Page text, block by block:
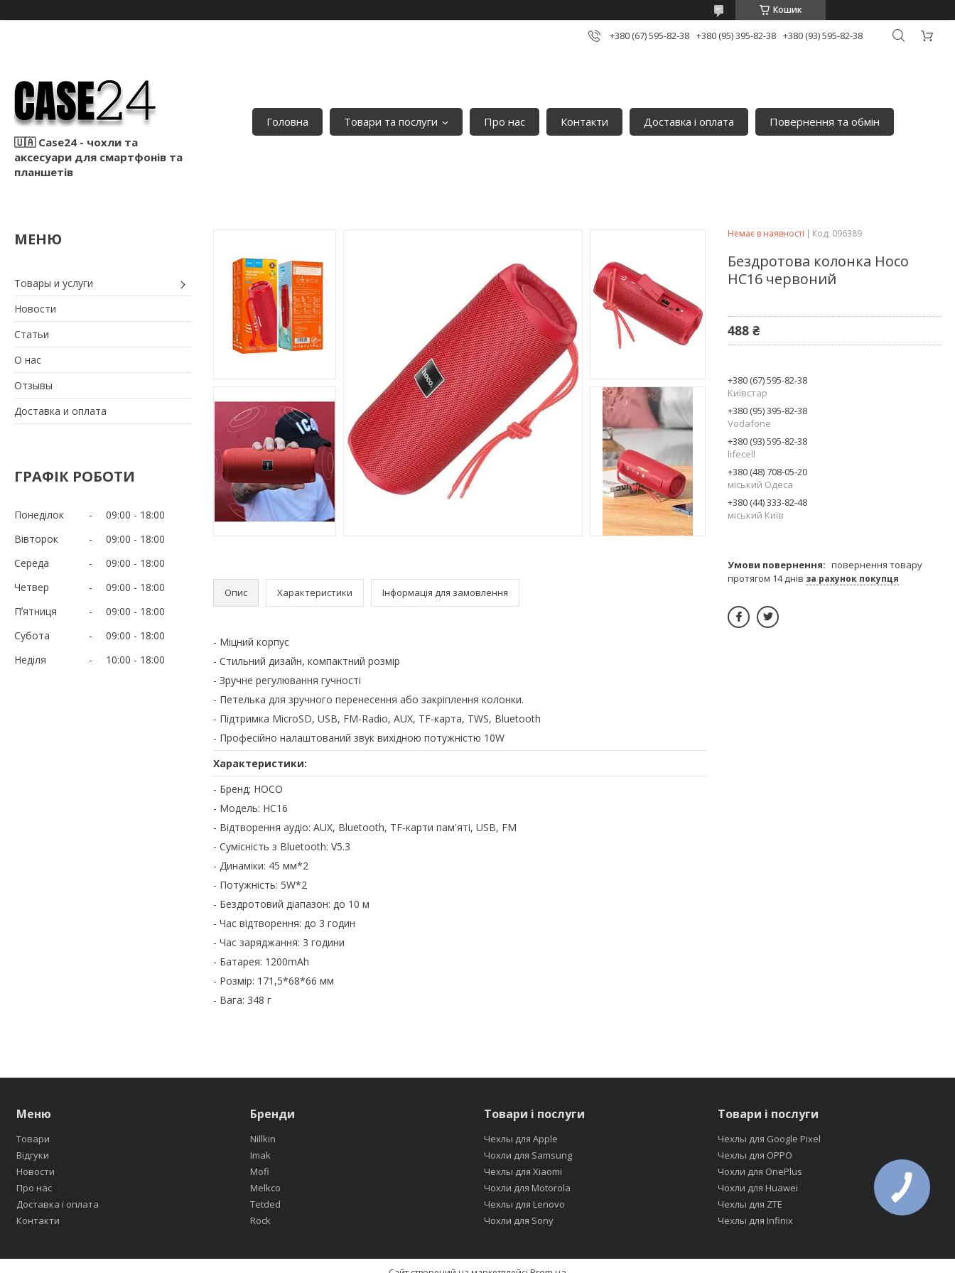
Кошик
+380 (67) 595-82-38 +380 (95) 395-82-38 +380 (93) 595-82-38
🇺🇦 Case24 - чохли та
аксесуари для смартфонів та
планшетів
Головна Товари та послуги Про нас Контакти Доставка і оплата Повернення та обмін
Товары и услуги
Новости
Статьи
О нас
Отзывы
Доставка и оплата
ГРАФІК РОБОТИ
Понеділок 09:00
18:00
Вівторок
09:00
18:00
Середа
09:00
18:00
Четвер
09:00
18:00
Пʼятниця
09:00
18:00
Субота
09:00
18:00
Неділя
10:00 18:00
Опис Характеристики Інформація для замовлення
- Міцний корпус
- Стильний дизайн, компактний розмір
- Зручне регулювання гучності
- Петелька для зручного перенесення або закріплення колонки.
- Підтримка MicroSD, USB, FM-Radio, AUX, TF-карта, TWS, Bluetooth
- Професійно налаштований звук вихідною потужністю 10W
Характеристики:
- Бренд: HOCO
- Модель: HC16
- Відтворення аудіо: AUX, Bluetooth, TF-карти пам'яті, USB, FM
- Сумісність з Bluetooth: V5.3
- Динаміки: 45 мм*2
- Потужність: 5W*2
- Бездротовий діапазон: до 10 м
- Час відтворення: до 3 годин
- Час заряджання: 3 години
- Батарея: 1200mAh
- Розмір: 171,5*68*66 мм
- Вага: 348 г
Немає в наявності Код: 096389
Бездротова колонка Hoco
HC16 червоний
488 ₴
+380 (67) 595-82-38
Київстар
+380 (95) 395-82-38
Vodafone
+380 (93) 595-82-38
lifecell
+380 (48) 708-05-20
міський Одеса
+380 (44) 333-82-48
міський Київ
повернення товару
протягом 14 днів за рахунок покупця
Меню
Товари
Відгуки
Новости
Про нас
Доставка і оплата
Контакти
Бренди
Nillkin
Imak
Mofi
Melkco
Tetded
Rock
Товари і послуги
Чехлы для Apple
Чохли для Samsung
Чехлы для Xiaomi
Чохли для Motorola
Чехлы для Lenovo
Чохли для Sony
Товари і послуги
Чехлы для Google Pixel
Чехлы для OPPO
Чохли для OnePlus
Чохли для Huawei
Чехлы для ZTE
Чехлы для Infinix